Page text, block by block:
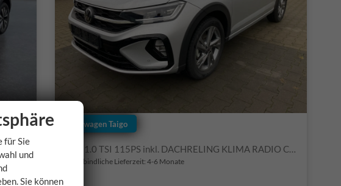
Volkswagen Taigo
LIFE 1.0 TSI 115PS inkl. DACHRELING KLIMA RADIO COMPOSITION COLOUR/BT/DAB/APP CONNECT/USB VO+HI DIG. COCKPIT MUFU-LEDERLENKRAD PS VO/HI LED-SCHEINW. MITTELARML. VO RESERVE 16"ALU
unverbindliche Lieferzeit: 4-6 Monate
für Sie
und
Sie können